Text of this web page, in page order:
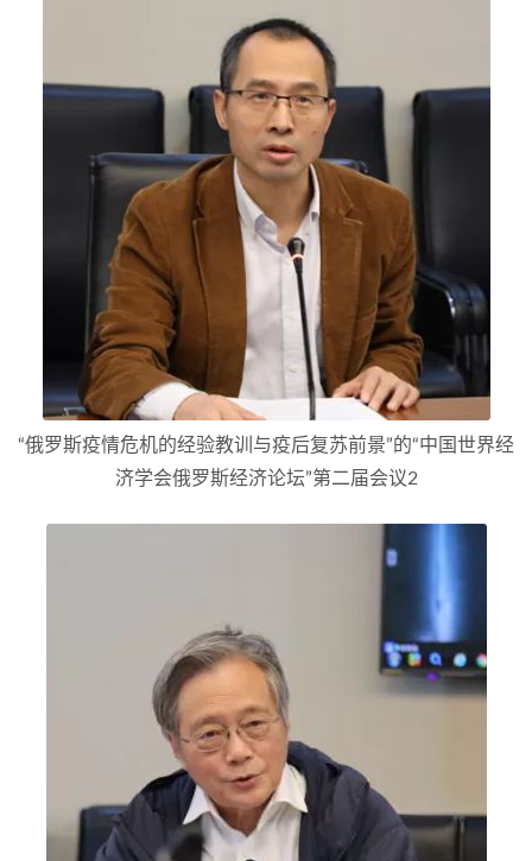
“俄罗斯疫情危机的经验教训与疫后复苏前景”的“中国世界经
济学会俄罗斯经济论坛”第二届会议2